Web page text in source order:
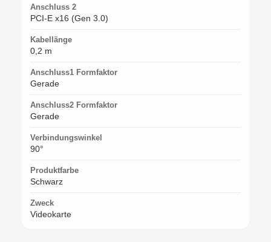
Anschluss 2
PCI-E x16 (Gen 3.0)
Kabellänge
0,2 m
Anschluss1 Formfaktor
Gerade
Anschluss2 Formfaktor
Gerade
Verbindungswinkel
90°
Produktfarbe
Schwarz
Zweck
Videokarte